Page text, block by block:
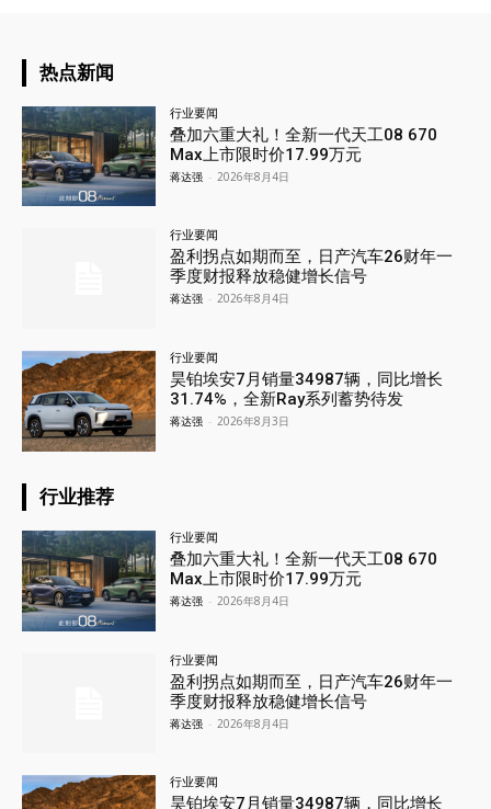
热点新闻
行业要闻
叠加六重大礼！全新一代天工08 670
Max上市限时价17.99万元
蒋达强 - 2026年8月4日
行业要闻
盈利拐点如期而至，日产汽车26财年一
季度财报释放稳健增长信号
蒋达强 - 2026年8月4日
行业要闻
昊铂埃安7月销量34987辆，同比增长
31.74%，全新Ray系列蓄势待发
蒋达强 - 2026年8月3日
行业推荐
行业要闻
叠加六重大礼！全新一代天工08 670
Max上市限时价17.99万元
蒋达强 - 2026年8月4日
行业要闻
盈利拐点如期而至，日产汽车26财年一
季度财报释放稳健增长信号
蒋达强 - 2026年8月4日
行业要闻
昊铂埃安7月销量34987辆，同比增长